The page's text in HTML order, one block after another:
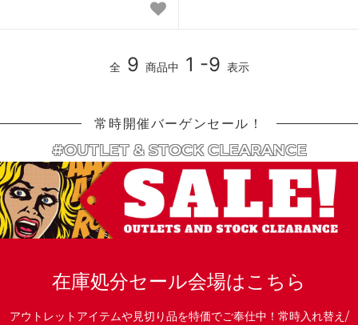
全 9 商品中 1 -9 表示
常時開催バーゲンセール！
#OUTLET & STOCK CLEARANCE
在庫処分セール会場はこちら
アウトレットアイテムや見切り品を特価でご奉仕中！常時入れ替え/